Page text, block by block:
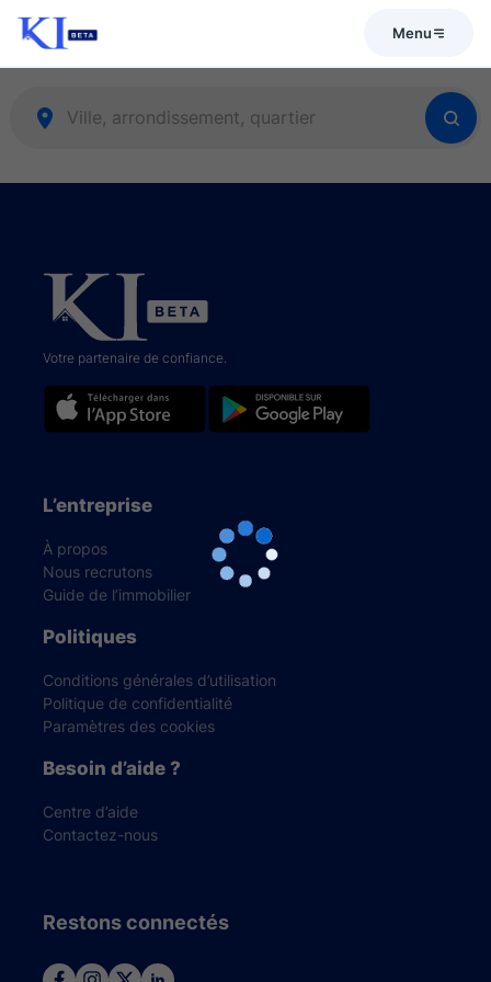
Menu
Votre partenaire de confiance.
L’entreprise
À propos
Nous recrutons
Guide de l’immobilier
Politiques
Conditions générales d’utilisation
Politique de confidentialité
Paramètres des cookies
Besoin d’aide ?
Centre d’aide
Contactez-nous
Restons connectés